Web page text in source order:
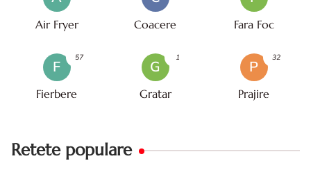
Air Fryer Coacere Fara Foc
F
Fierbere
57
G
Gratar
1
P
Prajire
32
Retete populare